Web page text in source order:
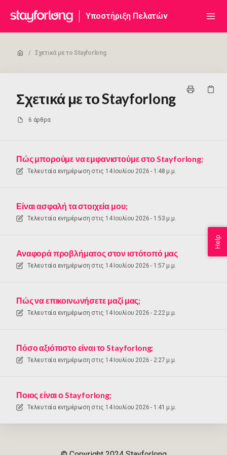
Υποστήριξη Πελατών
/ Σχετικά με το Stayforlong
Σχετικά με το Stayforlong
6 άρθρα
Πώς μπορούμε να εμφανιστούμε στο Stayforlong;
Τελευταία ενημέρωση στις 14 Ιουλίου 2026 - 1:48 μ.μ.
Είναι ασφαλή τα στοιχεία μου;
Τελευταία ενημέρωση στις 14 Ιουλίου 2026 - 1:53 μ.μ.
Αναφορά προβλήματος στον ιστότοπό μας
Τελευταία ενημέρωση στις 14 Ιουλίου 2026 - 1:57 μ.μ.
Πώς να επικοινωνήσετε μαζί μας;
Τελευταία ενημέρωση στις 14 Ιουλίου 2026 - 2:22 μ.μ.
Πόσο αξιόπιστο είναι το Stayforlong;
Τελευταία ενημέρωση στις 14 Ιουλίου 2026 - 2:27 μ.μ.
Ποιος είναι ο Stayforlong;
Τελευταία ενημέρωση στις 14 Ιουλίου 2026 - 1:41 μ.μ.
Help